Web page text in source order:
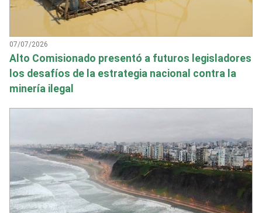
07/07/2026
Alto Comisionado presentó a futuros legisladores
los desafíos de la estrategia nacional contra la
minería ilegal